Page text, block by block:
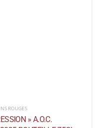
ROUGES
» A.O.C.